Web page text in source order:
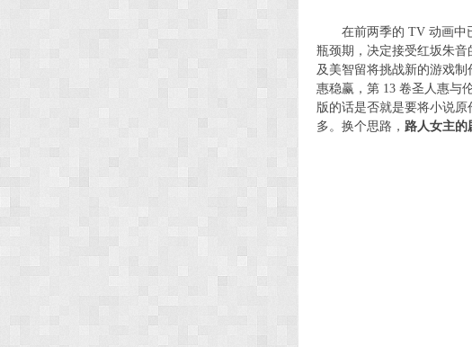
在前两季的 TV 动画中已
瓶颈期，决定接受红坂朱
及美智留将挑战新的游戏
惠稳赢，第 13 卷圣人惠与
版的话是否就是要将小说
多。换个思路， 路人女主的